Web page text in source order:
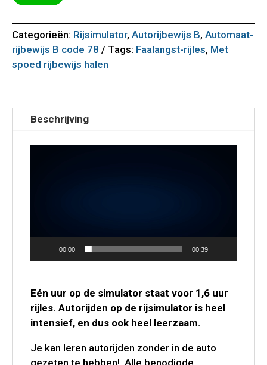
Categorieën: Rijsimulator, Autorijbewijs B, Automaat-
rijbewijs B code 78
Tags: Faalangst-rijles, Met
spoed rijbewijs halen
Beschrijving
00:00 00:39
Eén uur op de simulator staat voor 1,6 uur
rijles. Autorijden op de rijsimulator is heel
intensief, en dus ook heel leerzaam.
Je kan leren autorijden zonder in de auto